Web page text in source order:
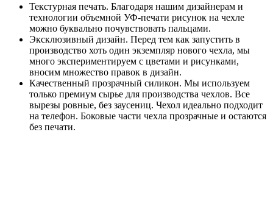
Текстурная печать. Благодаря нашим дизайнерам и
технологии объемной УФ-печати рисунок на чехле
можно буквально почувствовать пальцами.
Эксклюзивный дизайн. Перед тем как запустить в
производство хоть один экземпляр нового чехла, мы
много экспериментируем с цветами и рисунками,
вносим множество правок в дизайн.
Качественный прозрачный силикон. Мы используем
только премиум сырье для производства чехлов. Все
вырезы ровные, без заусениц. Чехол идеально подходит
на телефон. Боковые части чехла прозрачные и остаются
без печати.